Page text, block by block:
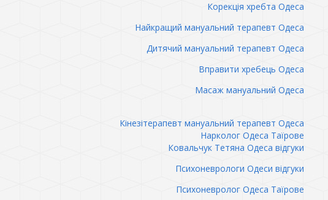
Корекція хребта Одеса
Найкращий мануальний терапевт Одеса
Дитячий мануальний терапевт Одеса
Вправити хребець Одеса
Масаж мануальний Одеса
Кінезітерапевт мануальний терапевт Одеса
Нарколог Одеса Таїрове
Ковальчук Тетяна Одеса відгуки
Психоневрологи Одеси відгуки
Психоневролог Одеса Таїрове